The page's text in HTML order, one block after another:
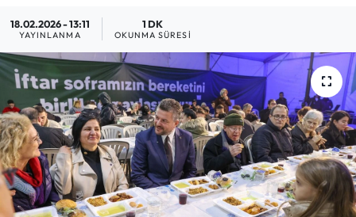
18.02.2026 - 13:11
YAYINLANMA
1 DK
OKUNMA SÜRESI